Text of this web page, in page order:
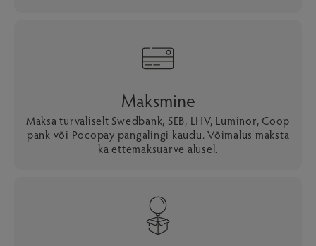
Maksmine
Maksa turvaliselt Swedbank, SEB, LHV, Luminor, Coop
pank või Pocopay pangalingi kaudu. Võimalus maksta
ka ettemaksuarve alusel.